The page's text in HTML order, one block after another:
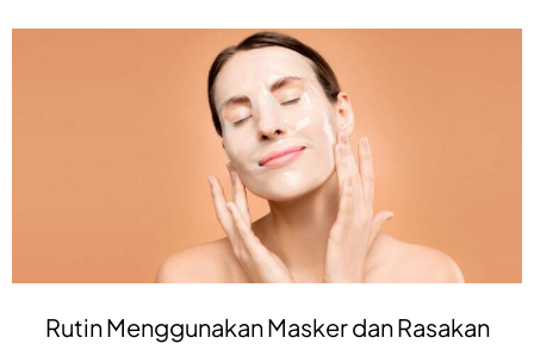
Rutin Menggunakan Masker dan Rasakan